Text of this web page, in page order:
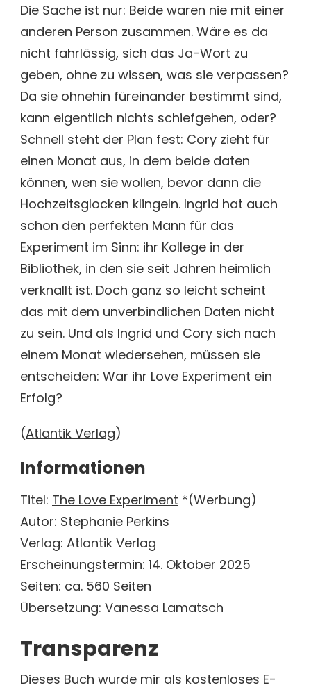
Die Sache ist nur: Beide waren nie mit einer
anderen Person zusammen. Wäre es da
nicht fahrlässig, sich das Ja-Wort zu
geben, ohne zu wissen, was sie verpassen?
Da sie ohnehin füreinander bestimmt sind,
kann eigentlich nichts schiefgehen, oder?
Schnell steht der Plan fest: Cory zieht für
einen Monat aus, in dem beide daten
können, wen sie wollen, bevor dann die
Hochzeitsglocken klingeln. Ingrid hat auch
schon den perfekten Mann für das
Experiment im Sinn: ihr Kollege in der
Bibliothek, in den sie seit Jahren heimlich
verknallt ist. Doch ganz so leicht scheint
das mit dem unverbindlichen Daten nicht
zu sein. Und als Ingrid und Cory sich nach
einem Monat wiedersehen, müssen sie
entscheiden: War ihr Love Experiment ein
Erfolg?
(Atlantik Verlag)
Informationen
Titel: The Love Experiment *(Werbung)
Autor: Stephanie Perkins
Verlag: Atlantik Verlag
Erscheinungstermin: 14. Oktober 2025
Seiten: ca. 560 Seiten
Übersetzung: Vanessa Lamatsch
Transparenz
Dieses Buch wurde mir als kostenloses E-